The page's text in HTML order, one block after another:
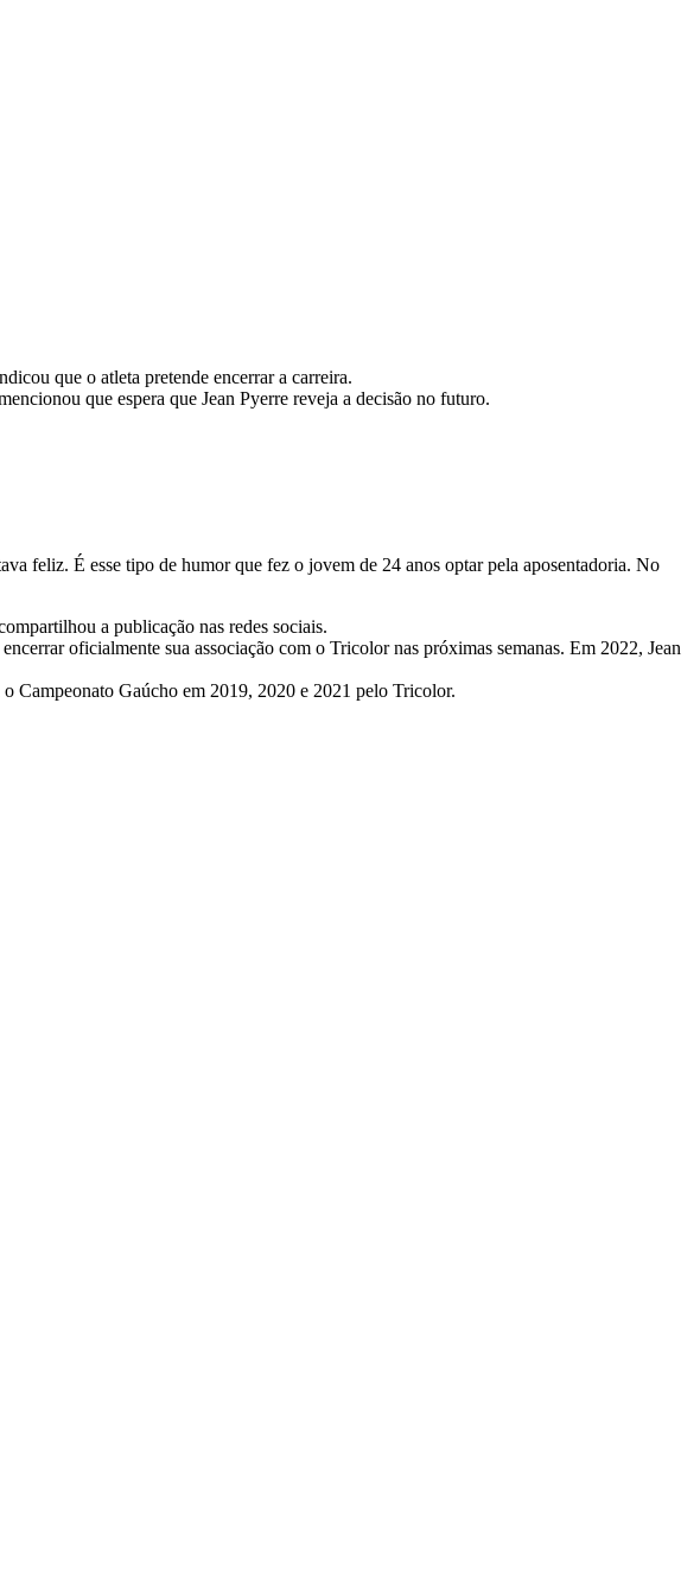
que o atleta pretende encerrar a carreira.
que espera que Jean Pyerre reveja a decisão no futuro.
feliz. É esse tipo de humor que fez o jovem de 24 anos optar pela aposentadoria. No
a publicação nas redes sociais.
oficialmente sua associação com o Tricolor nas próximas semanas. Em 2022, Jean
Campeonato Gaúcho em 2019, 2020 e 2021 pelo Tricolor.